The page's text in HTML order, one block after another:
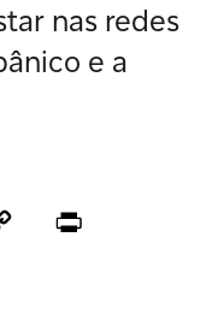
nas redes
e a
Copy